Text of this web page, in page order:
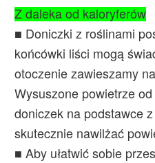
Z daleka od kaloryferów
■ Doniczki z roślinami
końcówki liści mogą
otoczenie zawieszamy
Wysuszone powietrze
doniczek na podstawce
skutecznie nawilżać
■ Aby ułatwić sobie